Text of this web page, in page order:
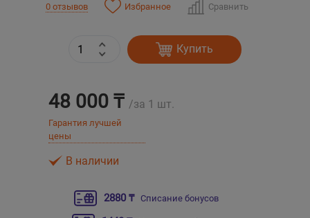
0 отзывов Избранное Сравнить
Купить
48 000 ₸ /за 1 шт.
Гарантия лучшей
цены
В наличии
2880 ₸ Списание бонусов
Шымкент
Экибастуз
Бишкек